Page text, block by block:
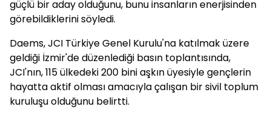
güçlü bir aday olduğunu, bunu insanların enerjisinden
görebildiklerini söyledi.
Daems, JCI Türkiye Genel Kurulu'na katılmak üzere
geldiği İzmir'de düzenlediği basın toplantısında,
JCI'nın, 115 ülkedeki 200 bini aşkın üyesiyle gençlerin
hayatta aktif olması amacıyla çalışan bir sivil toplum
kuruluşu olduğunu belirtti.